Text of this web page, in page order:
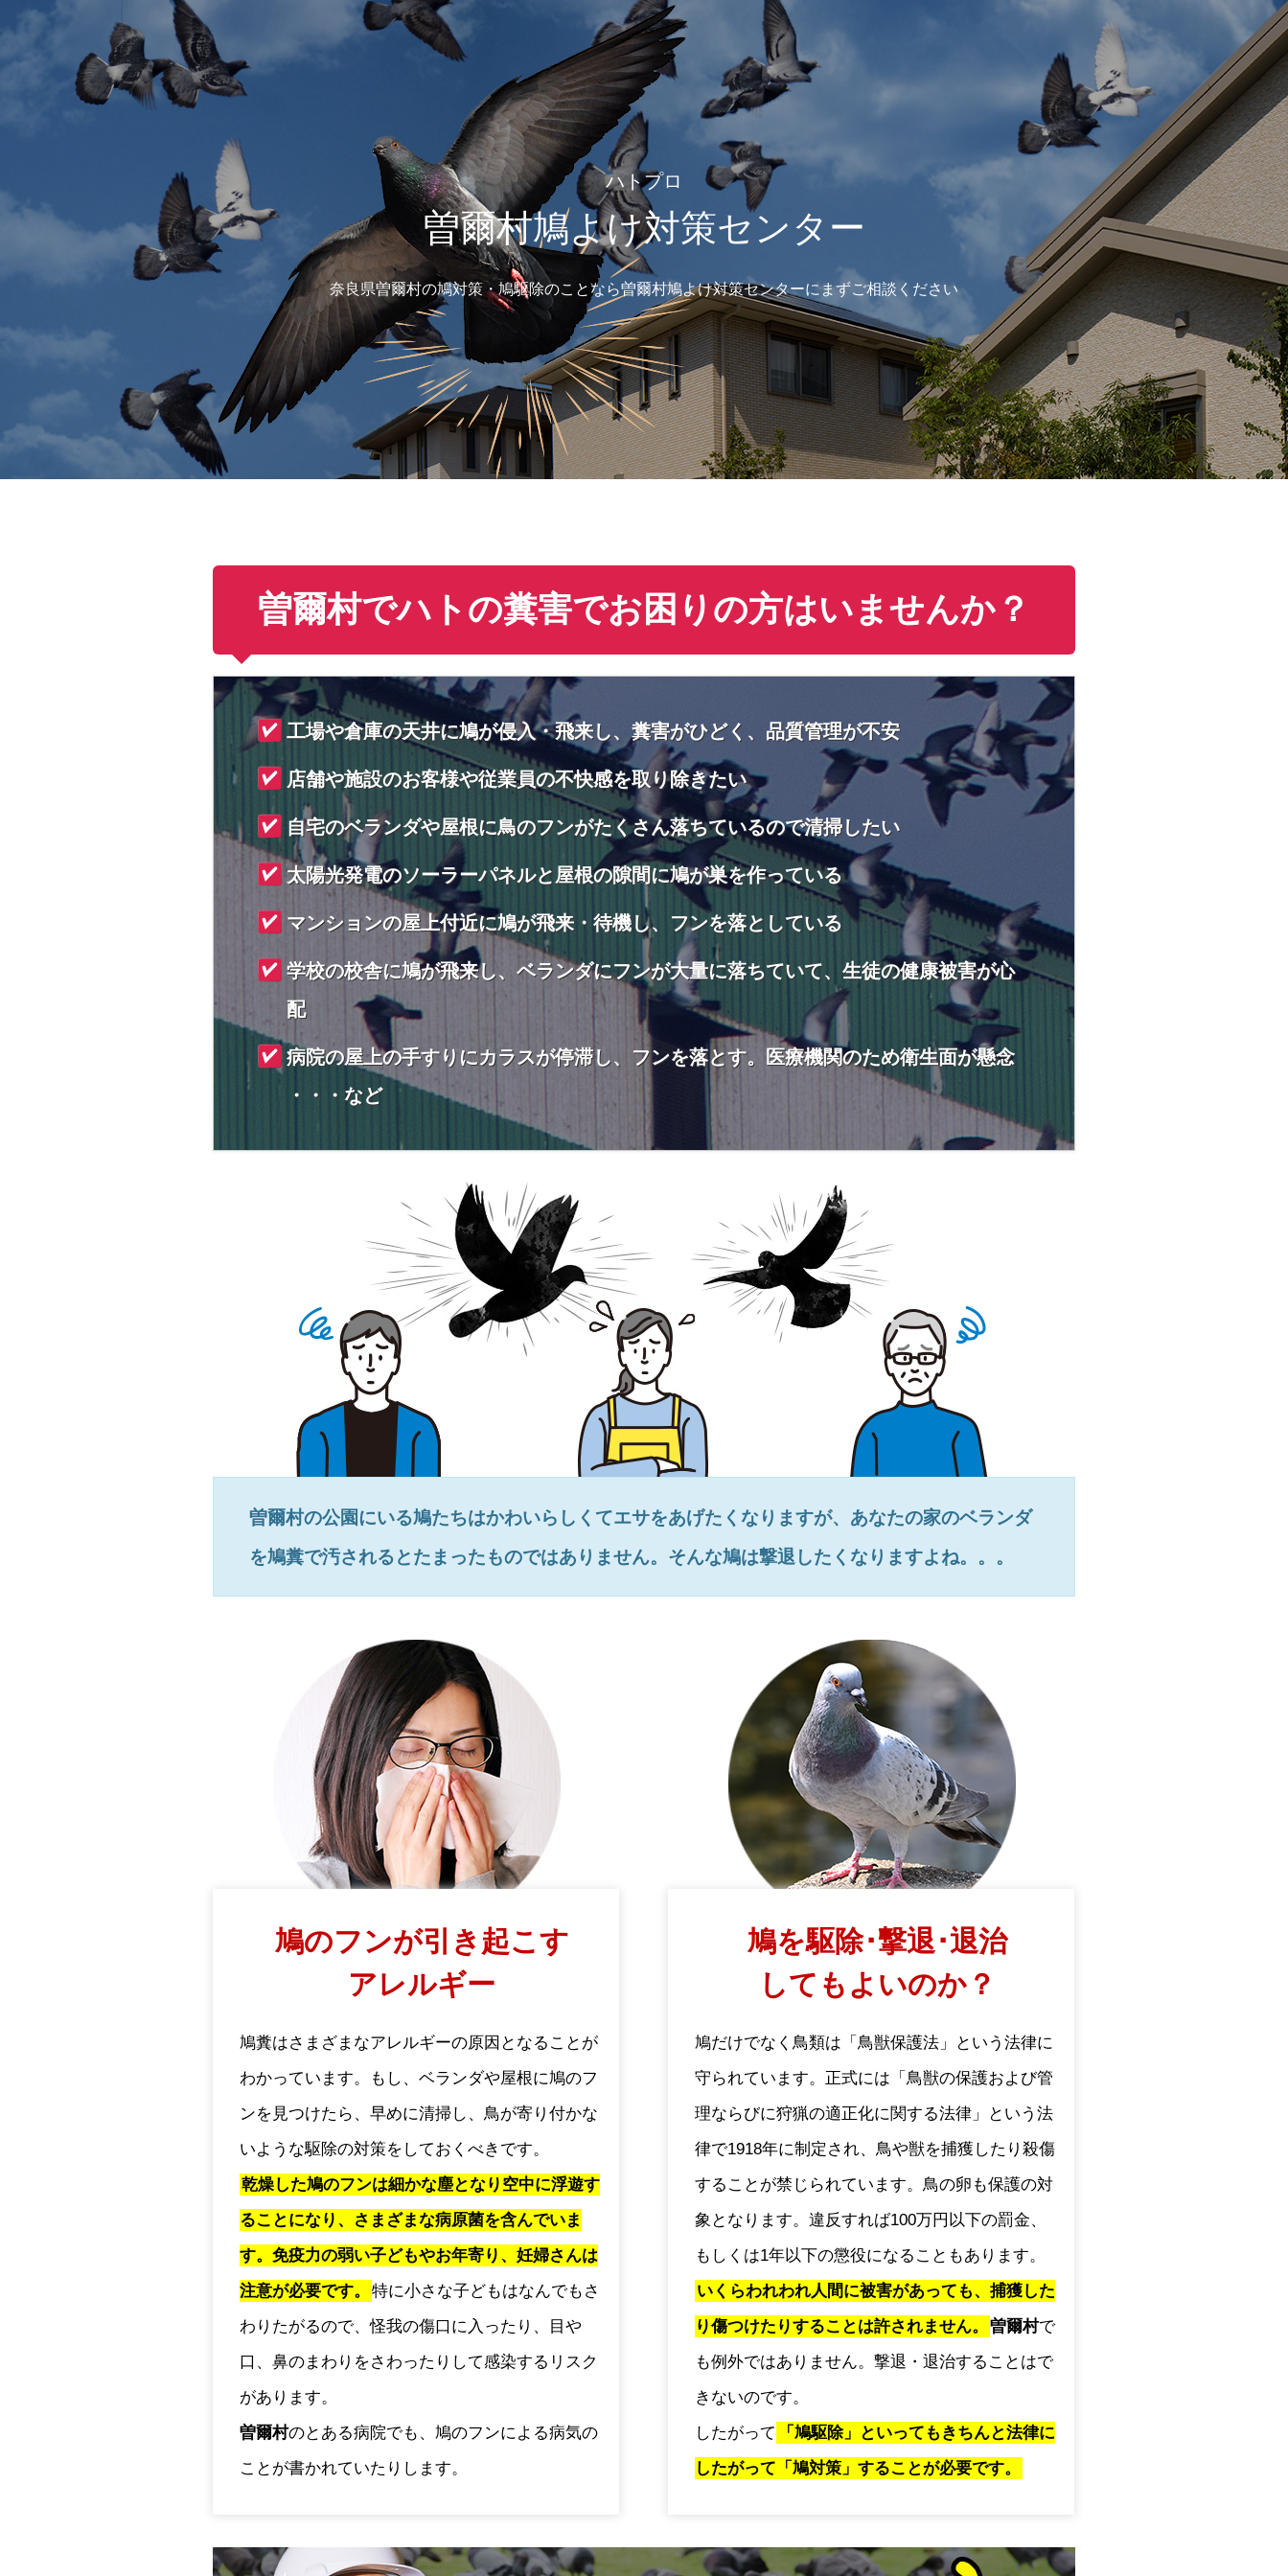
ハトプロ
曽爾村鳩よけ対策センター
奈良県曽爾村の鳩対策・鳩駆除のことなら曽爾村鳩よけ対策センターにまずご相談ください
曽爾村でハトの糞害でお困りの方はいませんか？
工場や倉庫の天井に鳩が侵入・飛来し、糞害がひどく、品質管理が不安
店舗や施設のお客様や従業員の不快感を取り除きたい
自宅のベランダや屋根に鳥のフンがたくさん落ちているので清掃したい
太陽光発電のソーラーパネルと屋根の隙間に鳩が巣を作っている
マンションの屋上付近に鳩が飛来・待機し、フンを落としている
学校の校舎に鳩が飛来し、ベランダにフンが大量に落ちていて、生徒の健康被害が心
配
病院の屋上の手すりにカラスが停滞し、フンを落とす。医療機関のため衛生面が懸念
・・・など
曽爾村の公園にいる鳩たちはかわいらしくてエサをあげたくなりますが、あなたの家のベランダ
を鳩糞で汚されるとたまったものではありません。そんな鳩は撃退したくなりますよね。。。
鳩のフンが引き起こす
アレルギー
鳩糞はさまざまなアレルギーの原因となることが
わかっています。もし、ベランダや屋根に鳩のフ
ンを見つけたら、早めに清掃し、鳥が寄り付かな
いような駆除の対策をしておくべきです。
乾燥した鳩のフンは細かな塵となり空中に浮遊す
ることになり、さまざまな病原菌を含んでいま
す。免疫力の弱い子どもやお年寄り、妊婦さんは
注意が必要です。
特に小さな子どもはなんでもさ
わりたがるので、怪我の傷口に入ったり、目や
口、鼻のまわりをさわったりして感染するリスク
があります。
曽爾村のとある病院でも、鳩のフンによる病気の
ことが書かれていたりします。
鳩を駆除･撃退･退治
してもよいのか？
鳩だけでなく鳥類は「鳥獣保護法」という法律に
守られています。正式には「鳥獣の保護および管
理ならびに狩猟の適正化に関する法律」という法
律で1918年に制定され、鳥や獣を捕獲したり殺傷
することが禁じられています。鳥の卵も保護の対
象となります。違反すれば100万円以下の罰金、
もしくは1年以下の懲役になることもあります。
いくらわれわれ人間に被害があっても、捕獲した
り傷つけたりすることは許されません。
曽爾村で
も例外ではありません。撃退・退治することはで
きないのです。
したがって
「鳩駆除」といってもきちんと法律に
したがって「鳩対策」することが必要です。